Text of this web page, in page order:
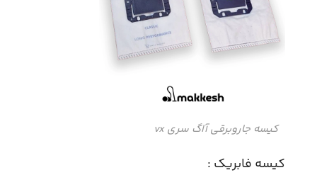
کیسه جاروبرقی آاگ سری vx
کیسه فابریک :